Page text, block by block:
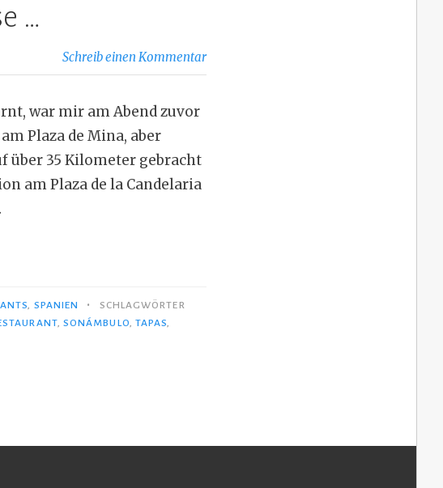
…
Schreib einen Kommentar
war mir am Abend zuvor
am Plaza de Mina, aber
über 35 Kilometer gebracht
am Plaza de la Candelaria
, SPANIEN •
SCHLAGWÖRTER
, SONÁMBULO, TAPAS,